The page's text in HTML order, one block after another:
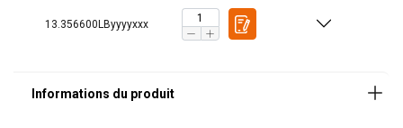
13.356600LByyyyxxx